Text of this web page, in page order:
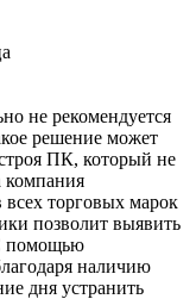
не рекомендуется
решение может
ПК, который не
компания
всех торговых марок
позволит выявить
помощью
наличию
дня устранить